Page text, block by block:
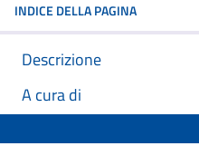
INDICE DELLA PAGINA
Descrizione
A cura di